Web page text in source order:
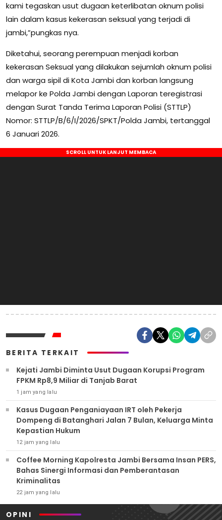
kami tegaskan usut dugaan keterlibatan oknum polisi
lain dalam kasus kekerasan seksual yang terjadi di
jambi,”pungkas nya.
Diketahui, seorang perempuan menjadi korban
kekerasan Seksual yang dilakukan sejumlah oknum polisi
dan warga sipil di Kota Jambi dan korban langsung
melapor ke Polda Jambi dengan Laporan teregistrasi
dengan Surat Tanda Terima Laporan Polisi (STTLP)
Nomor: STTLP/B/6/I/2026/SPKT/Polda Jambi, tertanggal
6 Januari 2026.
BERITA TERKAIT
Kejati Jambi Diminta Usut Dugaan Korupsi Program
FPKM Rp8,9 Miliar di Tanjab Barat
1 jam yang lalu
Kasus Dugaan Penganiayaan IRT oleh Pekerja
Dompeng di Batanghari Jalan 7 Bulan, Keluarga Minta
Kepastian Hukum
12 jam yang lalu
Coffee Morning Kapolresta Jambi Bersama Insan PERS,
Bahas Sinergi Informasi dan Pemberantasan
Kriminalitas
22 jam yang lalu
OPINI